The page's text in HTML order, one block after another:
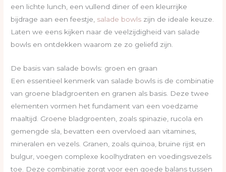
een lichte lunch, een vullend diner of een kleurrijke
bijdrage aan een feestje, salade bowls zijn de ideale keuze.
Laten we eens kijken naar de veelzijdigheid van salade
bowls en ontdekken waarom ze zo geliefd zijn.
De basis van salade bowls: groen en graan
Een essentieel kenmerk van salade bowls is de combinatie
van groene bladgroenten en granen als basis. Deze twee
elementen vormen het fundament van een voedzame
maaltijd. Groene bladgroenten, zoals spinazie, rucola en
gemengde sla, bevatten een overvloed aan vitamines,
mineralen en vezels. Granen, zoals quinoa, bruine rijst en
bulgur, voegen complexe koolhydraten en voedingsvezels
toe. Deze combinatie zorgt voor een goede balans tussen